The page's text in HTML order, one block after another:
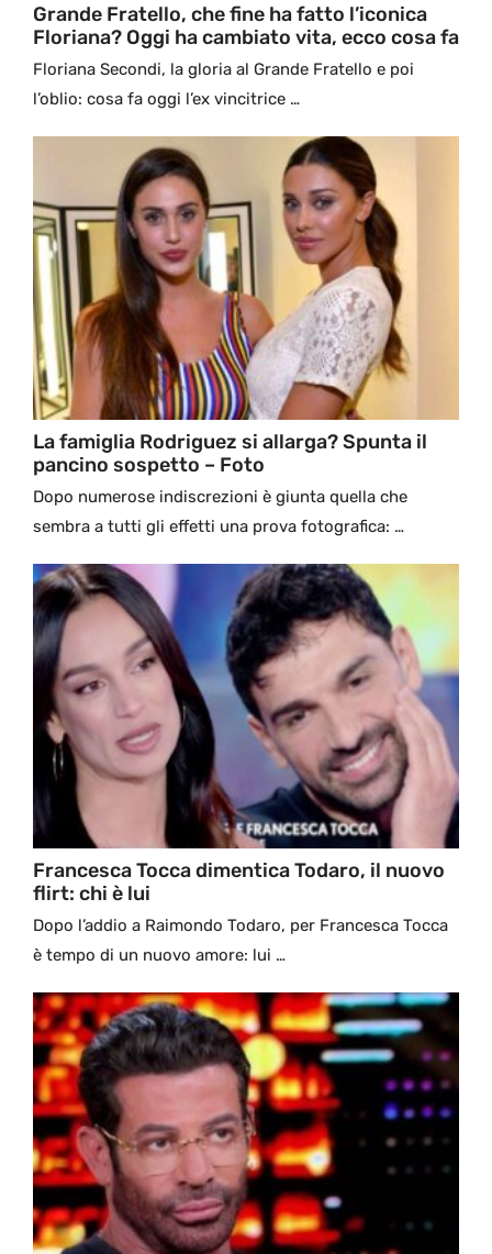
Grande Fratello, che fine ha fatto l’iconica
Floriana? Oggi ha cambiato vita, ecco cosa fa
Floriana Secondi, la gloria al Grande Fratello e poi
l’oblio: cosa fa oggi l’ex vincitrice …
La famiglia Rodriguez si allarga? Spunta il
pancino sospetto – Foto
Dopo numerose indiscrezioni è giunta quella che
sembra a tutti gli effetti una prova fotografica: …
Francesca Tocca dimentica Todaro, il nuovo
flirt: chi è lui
Dopo l’addio a Raimondo Todaro, per Francesca Tocca
è tempo di un nuovo amore: lui …